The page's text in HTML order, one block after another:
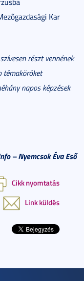
Kar
részt vennének
témaköröket
napos képzések
– Nyemcsok Éva Eső
Cikk nyomtatás
Link küldés